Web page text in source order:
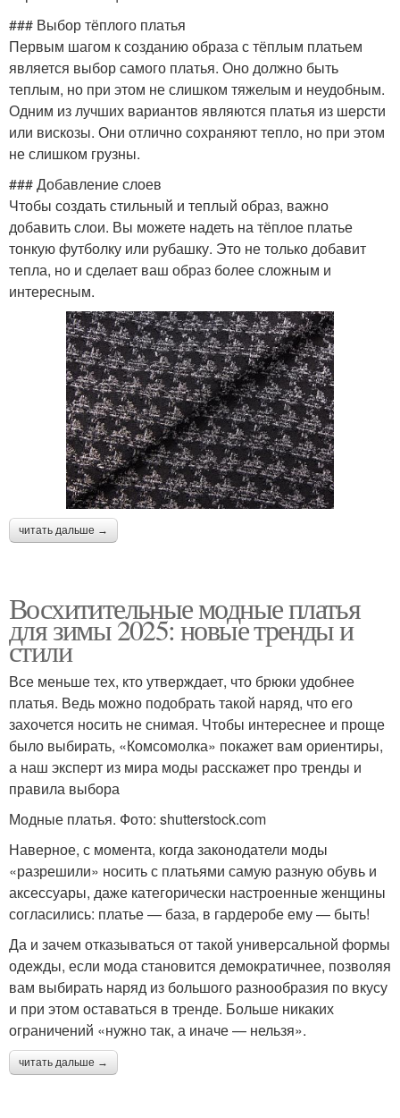
### Выбор тёплого платья
Первым шагом к созданию образа с тёплым платьем
является выбор самого платья. Оно должно быть
теплым, но при этом не слишком тяжелым и неудобным.
Одним из лучших вариантов являются платья из шерсти
или вискозы. Они отлично сохраняют тепло, но при этом
не слишком грузны.
### Добавление слоев
Чтобы создать стильный и теплый образ, важно
добавить слои. Вы можете надеть на тёплое платье
тонкую футболку или рубашку. Это не только добавит
тепла, но и сделает ваш образ более сложным и
интересным.
читать дальше →
Восхитительные модные платья
для зимы 2025: новые тренды и
стили
Все меньше тех, кто утверждает, что брюки удобнее
платья. Ведь можно подобрать такой наряд, что его
захочется носить не снимая. Чтобы интереснее и проще
было выбирать, «Комсомолка» покажет вам ориентиры,
а наш эксперт из мира моды расскажет про тренды и
правила выбора
Модные платья. Фото: shutterstock.com
Наверное, с момента, когда законодатели моды
«разрешили» носить с платьями самую разную обувь и
аксессуары, даже категорически настроенные женщины
согласились: платье — база, в гардеробе ему — быть!
Да и зачем отказываться от такой универсальной формы
одежды, если мода становится демократичнее, позволяя
вам выбирать наряд из большого разнообразия по вкусу
и при этом оставаться в тренде. Больше никаких
ограничений «нужно так, а иначе — нельзя».
читать дальше →